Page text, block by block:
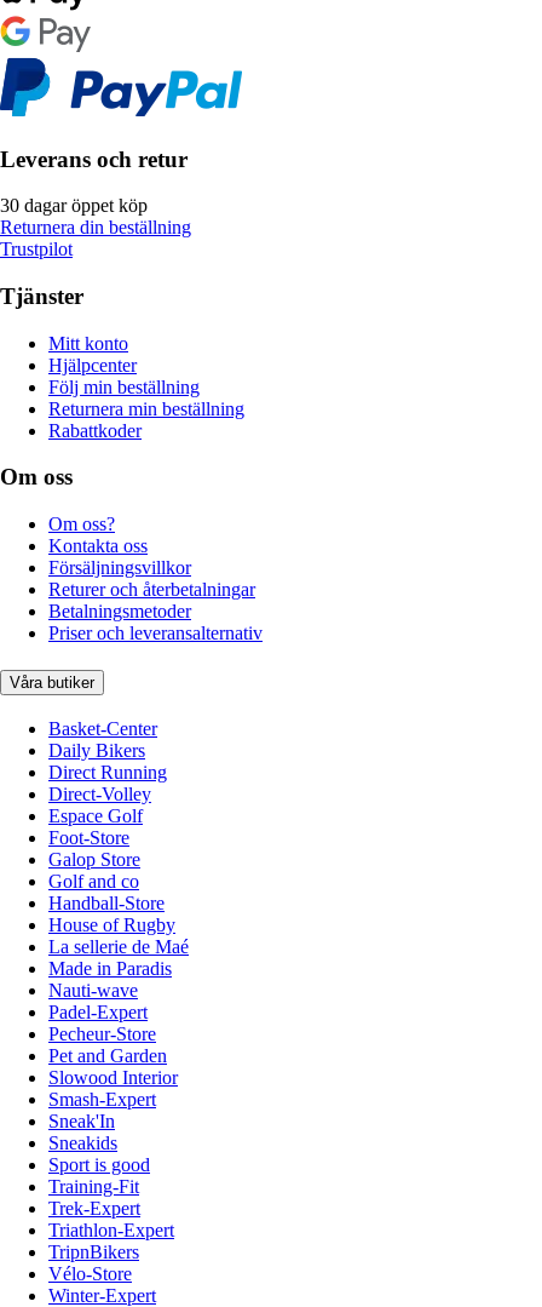
Leverans och retur
30 dagar öppet köp
Returnera din beställning
Trustpilot
Tjänster
Mitt konto
Hjälpcenter
Följ min beställning
Returnera min beställning
Rabattkoder
Om oss
Om oss?
Kontakta oss
Försäljningsvillkor
Returer och återbetalningar
Betalningsmetoder
Priser och leveransalternativ
Våra butiker
Basket-Center
Daily Bikers
Direct Running
Direct-Volley
Espace Golf
Foot-Store
Galop Store
Golf and co
Handball-Store
House of Rugby
La sellerie de Maé
Made in Paradis
Nauti-wave
Padel-Expert
Pecheur-Store
Pet and Garden
Slowood Interior
Smash-Expert
Sneak'In
Sneakids
Sport is good
Training-Fit
Trek-Expert
Triathlon-Expert
TripnBikers
Vélo-Store
Winter-Expert